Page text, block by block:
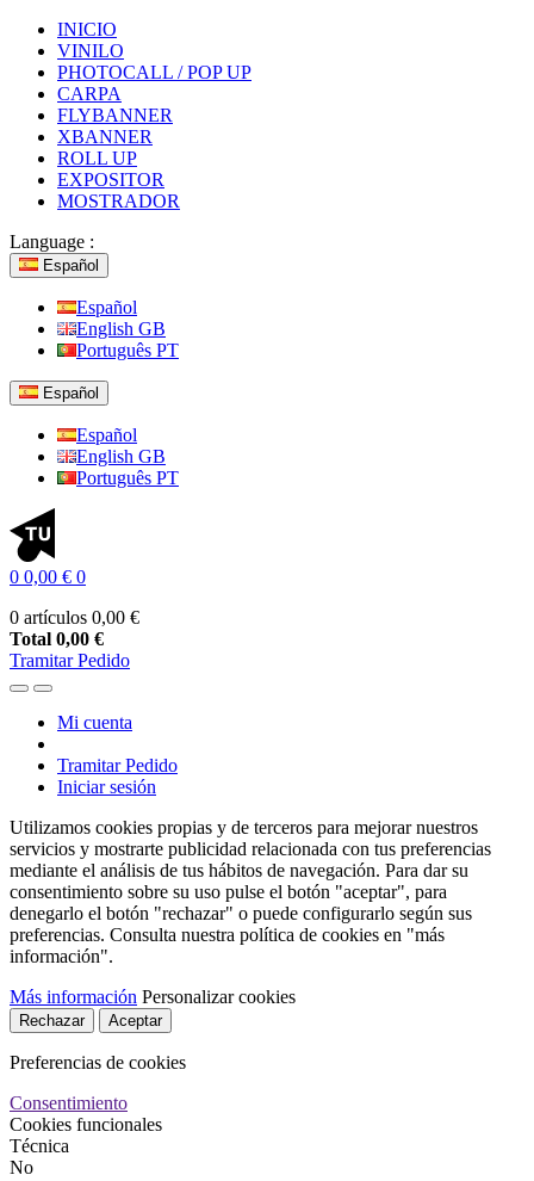
INICIO
VINILO
PHOTOCALL / POP UP
CARPA
FLYBANNER
XBANNER
ROLL UP
EXPOSITOR
MOSTRADOR
Language :
Español
Español
English GB
Português PT
Español
Español
English GB
Português PT
0 0,00 € 0
0 artículos 0,00 €
Total 0,00 €
Tramitar Pedido
Mi cuenta
Tramitar Pedido
Iniciar sesión
Utilizamos cookies propias y de terceros para mejorar nuestros
servicios y mostrarte publicidad relacionada con tus preferencias
mediante el análisis de tus hábitos de navegación. Para dar su
consentimiento sobre su uso pulse el botón "aceptar", para
denegarlo el botón "rechazar" o puede configurarlo según sus
preferencias. Consulta nuestra política de cookies en "más
información".
Más información Personalizar cookies
Rechazar Aceptar
Preferencias de cookies
Consentimiento
Cookies funcionales
Técnica
No